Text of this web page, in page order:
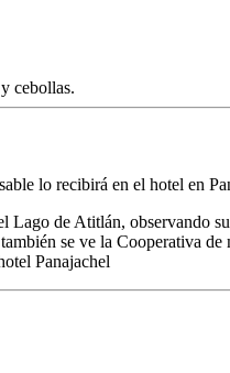
cebollas.
lo recibirá en el hotel en
de Atitlán, observando
se ve la Cooperativa
Panajachel